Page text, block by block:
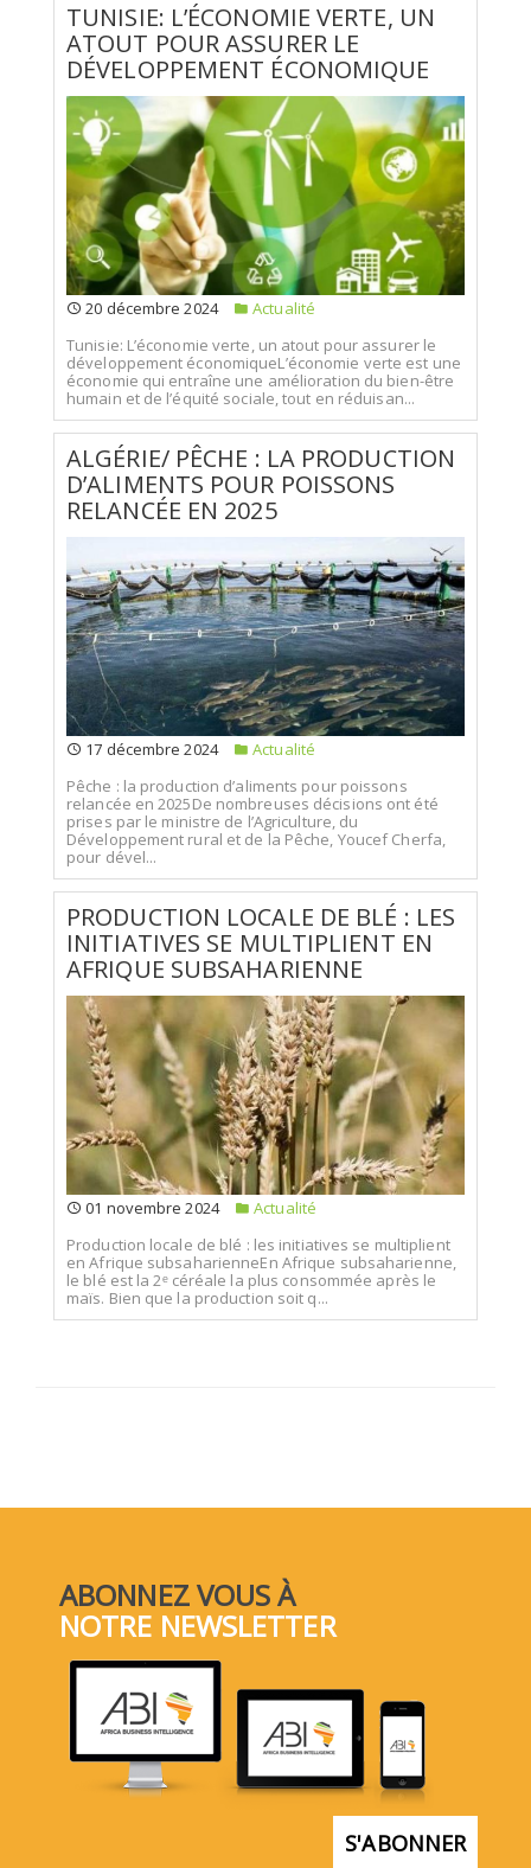
TUNISIE: L’ÉCONOMIE VERTE, UN
ATOUT POUR ASSURER LE
DÉVELOPPEMENT ÉCONOMIQUE
20 décembre 2024
Actualité
Tunisie: L’économie verte, un atout pour assurer le
développement économiqueL’économie verte est une
économie qui entraîne une amélioration du bien-être
humain et de l’équité sociale, tout en réduisan...
ALGÉRIE/ PÊCHE : LA PRODUCTION
D’ALIMENTS POUR POISSONS
RELANCÉE EN 2025
17 décembre 2024
Actualité
Pêche : la production d’aliments pour poissons
relancée en 2025De nombreuses décisions ont été
prises par le ministre de l’Agriculture, du
Développement rural et de la Pêche, Youcef Cherfa,
pour dével...
PRODUCTION LOCALE DE BLÉ : LES
INITIATIVES SE MULTIPLIENT EN
AFRIQUE SUBSAHARIENNE
01 novembre 2024
Actualité
Production locale de blé : les initiatives se multiplient
en Afrique subsaharienneEn Afrique subsaharienne,
le blé est la 2ᵉ céréale la plus consommée après le
maïs. Bien que la production soit q...
ABONNEZ VOUS À
NOTRE NEWSLETTER
S'ABONNER